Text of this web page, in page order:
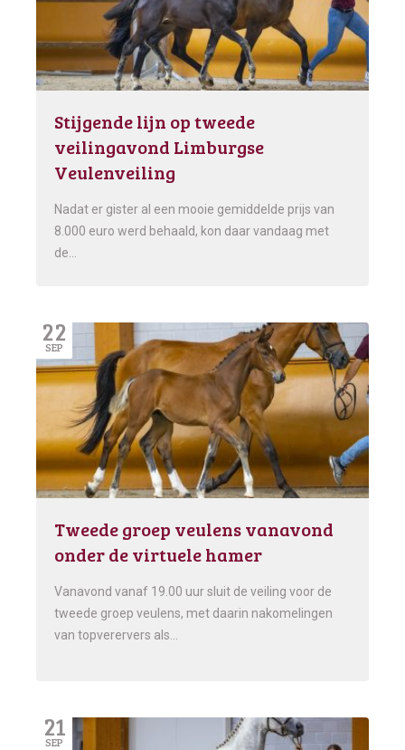
Stijgende lijn op tweede
veilingavond Limburgse
Veulenveiling
Nadat er gister al een mooie gemiddelde prijs van
8.000 euro werd behaald, kon daar vandaag met
de…
22
SEP
Tweede groep veulens vanavond
onder de virtuele hamer
Vanavond vanaf 19.00 uur sluit de veiling voor de
tweede groep veulens, met daarin nakomelingen
van topverervers als…
21
SEP